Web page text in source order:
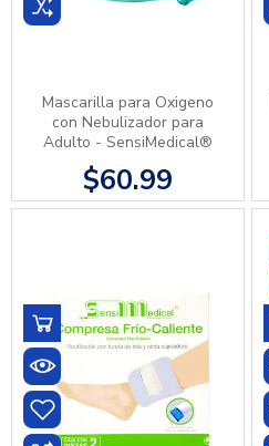
Mascarilla para Oxigeno
con Nebulizador para
Adulto - SensiMedical®
$60.99